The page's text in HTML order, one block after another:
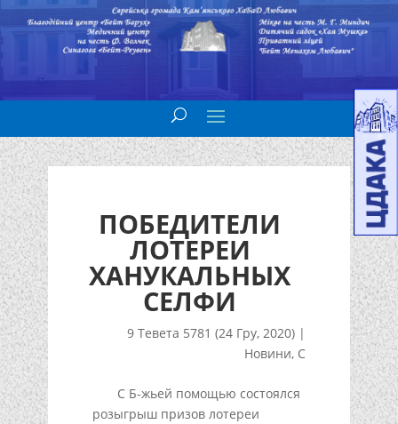
ПОБЕДИТЕЛИ
ЛОТЕРЕИ
ХАНУКАЛЬНЫХ
СЕЛФИ
9 Тевета 5781 (24 Гру, 2020) |
Новини, С
С Б-жьей помощью состоялся
розыгрыш призов лотереи